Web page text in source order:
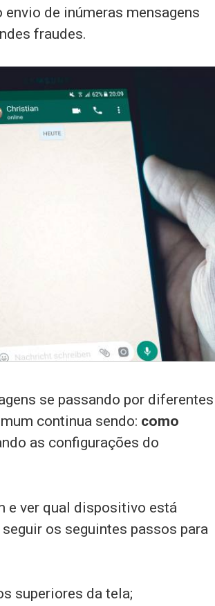
de inúmeras mensagens
fraudes.
se passando por diferentes
continua sendo: como
as configurações do
e ver qual dispositivo está
os seguintes passos para
superiores da tela;